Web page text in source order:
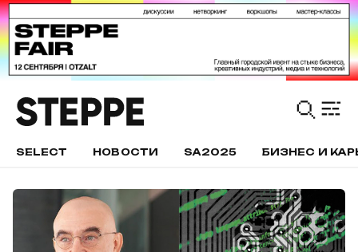
SELECT НОВОСТИ SA2025 БИЗНЕС И